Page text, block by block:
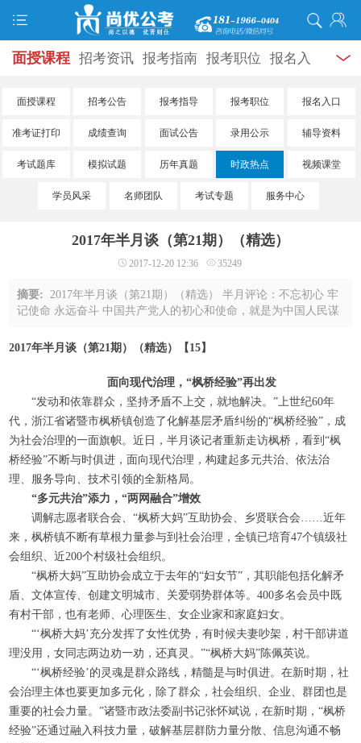
面授课程 招考资讯 报考指南 报考职位 报名入
口 打准考证 成绩查询 面试公告 录用公示 辅导
资料 面试热点 考试题库 模拟试题 历年真题 时
政热点 视频课堂 学员风采 名师团队 考试专题
服务信息
面授课程 招考公告 报考指导 报考职位 报名入口
准考证打印 成绩查询 面试公告 录用公示 辅导资料
考试题库 模拟试题 历年真题 时政热点 视频课堂
学员风采 名师团队 考试专题 服务中心
2017年半月谈（第21期）（精选）
2017-12-20 12:36 35249
摘要:2017年半月谈（第21期）（精选） 半月评论：不忘初心 牢
记使命 永远奋斗 中国共产党人的初心和使命，就是为中国人民谋
记带领中央政治局常委专程瞻仰上海 ...
2017年半月谈（第21期）（精选）【15】
面向现代治理，“枫桥经验”再出发
“发动和依靠群众，坚持矛盾不上交，就地解决。”上世纪60年
代，浙江省诸暨市枫桥镇创造了化解基层矛盾纠纷的“枫桥经验”，成
为社会治理的一面旗帜。近日，半月谈记者重新走访枫桥，看到“枫
桥经验”不断与时俱进，面向现代治理，构建起多元共治、依法治
理、服务导向、技术引领的全新格局。
“多元共治”添力，“两网融合”增效
调解志愿者联合会、“枫桥大妈”互助协会、乡贤联合会……近年
来，枫桥镇不断有草根力量参与到社会治理，全镇已培育47个镇级社
会组织、近200个村级社会组织。
“枫桥大妈”互助协会成立于去年的“妇女节”，其职能包括化解矛
盾、文体宣传、创建文明城市、关爱弱势群体等。400多名会员中既
有村干部，也有老师、心理医生、女企业家和家庭妇女。
“‘枫桥大妈’充分发挥了女性优势，有时候夫妻吵架，村干部讲道
理没用，女同志两边劝一劝，还真灵。”“枫桥大妈”陈佩英说。
“‘枫桥经验’的灵魂是群众路线，精髓是与时俱进。在新时期，社
会治理主体也要更加多元化，除了群众，社会组织、企业、群团也是
重要的社会力量。”诸暨市政法委副书记张怀斌说，在新时期，“枫桥
经验”还通过融入科技力量，破解基层群防力量分散、信息沟通不畅